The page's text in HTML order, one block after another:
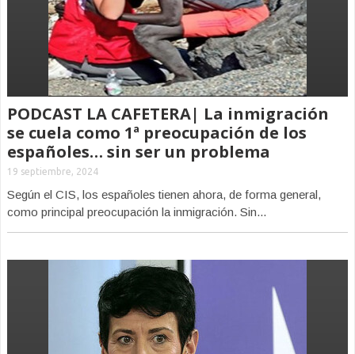
PODCAST LA CAFETERA| La inmigración
se cuela como 1ª preocupación de los
españoles… sin ser un problema
19 septiembre, 2024
Según el CIS, los españoles tienen ahora, de forma general,
como principal preocupación la inmigración. Sin...